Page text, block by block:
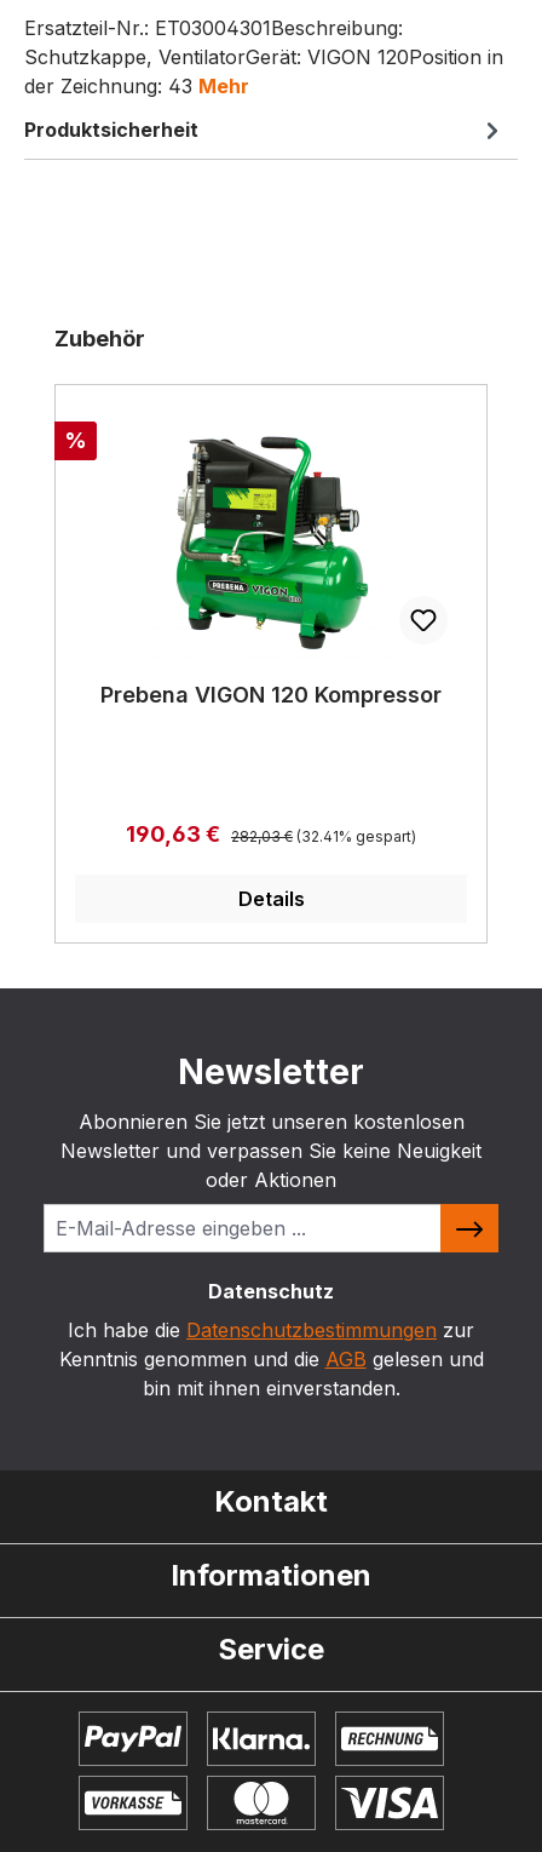
Ersatzteil-Nr.: ET03004301Beschreibung:
Schutzkappe, VentilatorGerät: VIGON 120Position in
der Zeichnung: 43 Mehr
Produktsicherheit
Produktgalerie überspringen
Zubehör
Rabatt
%
Prebena VIGON 120 Kompressor
Verkaufspreis:
190,63 € Regulärer Preis:
282,03 € (32.41% gespart)
Details
Newsletter
Abonnieren Sie jetzt unseren kostenlosen
Newsletter und verpassen Sie keine Neuigkeit
oder Aktionen
Datenschutz
Ich habe die Datenschutzbestimmungen zur
Kenntnis genommen und die AGB gelesen und
bin mit ihnen einverstanden.
Kontakt
Informationen
Service